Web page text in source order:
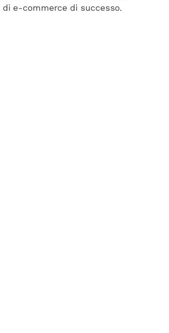
e-commerce di successo.